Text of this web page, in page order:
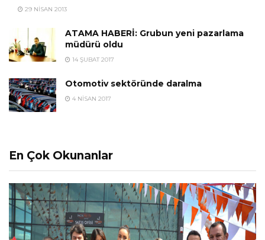
29 NISAN 2013
ATAMA HABERİ: Grubun yeni pazarlama
müdürü oldu
14 ŞUBAT 2017
Otomotiv sektöründe daralma
4 NISAN 2017
En Çok Okunanlar